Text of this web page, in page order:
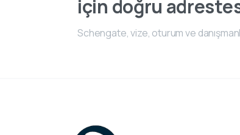
için doğru
Schengate, vize, oturum ve